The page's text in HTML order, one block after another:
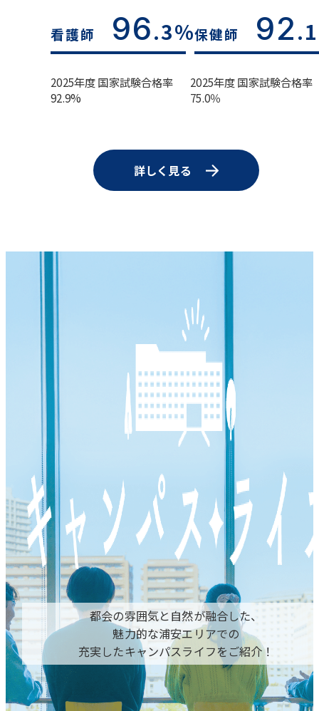
看護師 96.3%保健師 92
2025年度 国家試験合格率
92.9%
2025年度 国家試験合格率
75.0％
詳しく見る
都会の雰囲気と自然が融合した、
魅力的な浦安エリアでの
充実したキャンパスライフをご紹介！